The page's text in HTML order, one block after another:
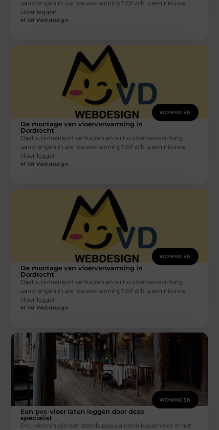
aanbrengen in uw nieuwe woning? Of wilt u een nieuwe
vloer leggen
M Vd Webdesign
WONINGEN
De montage van vloerverwarming in
Dordrecht
Gaat u binnenkort verhuizen en wilt u vloerverwarming
aanbrengen in uw nieuwe woning? Of wilt u een nieuwe
vloer leggen
M Vd Webdesign
WONINGEN
De montage van vloerverwarming in
Dordrecht
Gaat u binnenkort verhuizen en wilt u vloerverwarming
aanbrengen in uw nieuwe woning? Of wilt u een nieuwe
vloer leggen
M Vd Webdesign
WONINGEN
Een pvc-vloer laten leggen door deze
specialist
Pvc-vloeren zijn een steeds populairdere keuze voor in het